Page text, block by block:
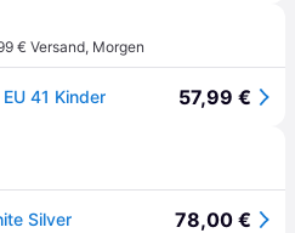
€ Versand, Morgen
41 Kinder 57,99 €
Silver 78,00 €